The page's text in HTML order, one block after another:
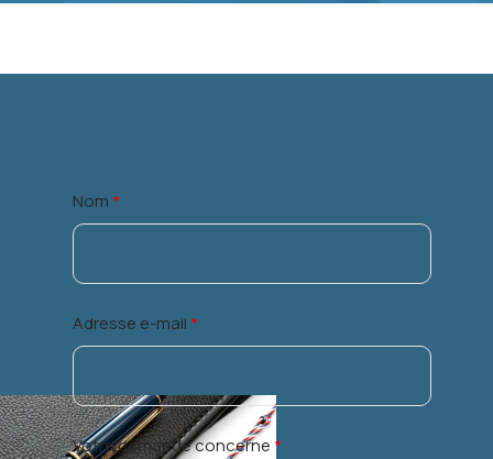
Nom *
Adresse e-mail *
Votre demande concerne *